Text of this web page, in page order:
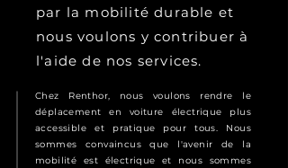
par la mobilité durable et
nous voulons y contribuer à
l'aide de nos services.
Chez Renthor, nous voulons rendre le
déplacement en voiture électrique plus
accessible et pratique pour tous. Nous
sommes convaincus que l'avenir de la
mobilité est électrique et nous sommes